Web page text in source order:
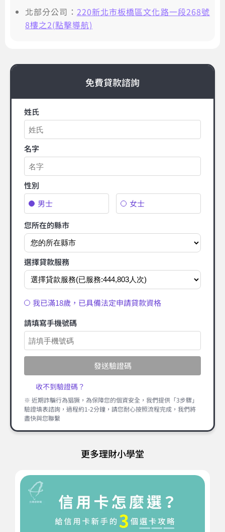
北部分公司： 220新北市板橋區文化路一段268號
8樓之2(點擊導航)
免費貸款諮詢
姓氏
名字
性別
男士
女士
您所在的縣市
選擇貸款服務
我已滿18歲，已具備法定申請貸款資格
請填寫手機號碼
發送驗證碼
收不到驗證碼？
※ 近期詐騙行為猖獗，為保障您的個資安全，我們提供「3步驟」
驗證填表諮詢，過程約1-2分鐘，請您耐心按照流程完成，我們將
盡快與您聯繫
更多理財小學堂